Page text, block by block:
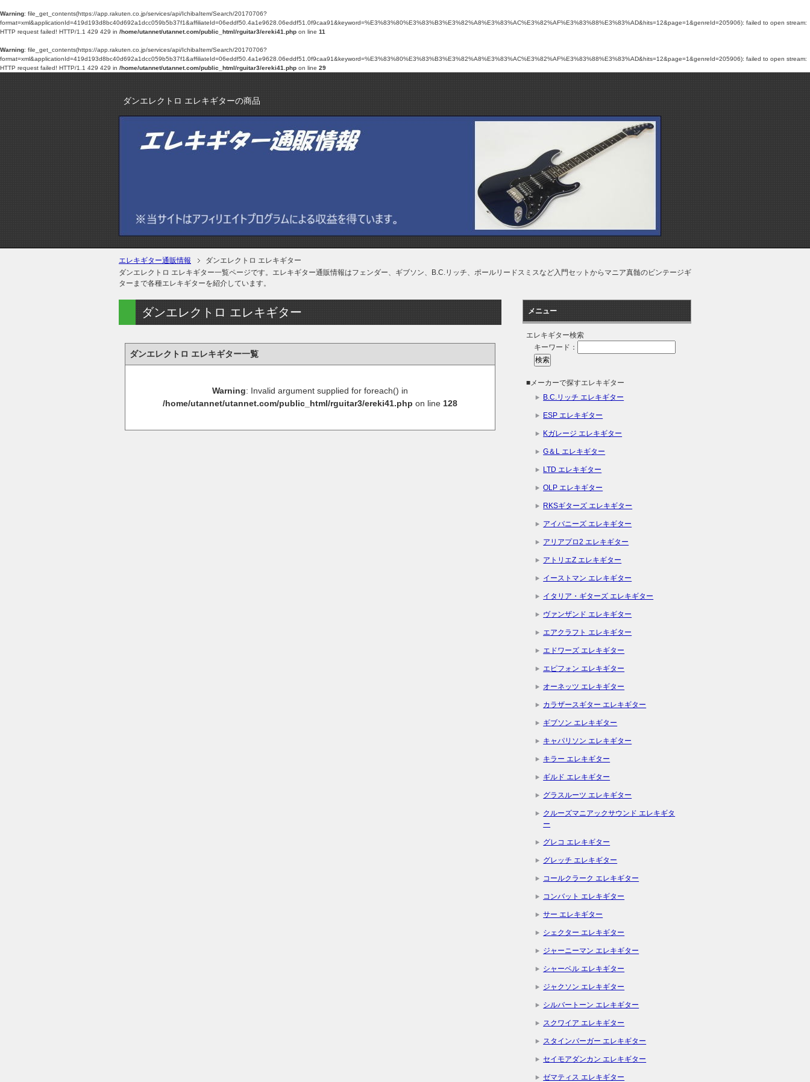
Warning: file_get_contents(https://app.rakuten.co.jp/services/api/IchibaItem/Search/20170706?
format=xml&applicationId=419d193d8bc40d692a1dcc059b5b37f1&affiliateId=06eddf50.4a1e9628.06eddf51.0f9caa91&keyword=%E3%83%80%E3%83%B3%E3%82%A8%E3%83%AC%E3%82%AF%E3%83%88%E3%83%AD&hits=12&page=1&genreId=205906): failed to open stream:
HTTP request failed! HTTP/1.1 429 429 in /home/utannet/utannet.com/public_html/rguitar3/ereki41.php on line 11
Warning: file_get_contents(https://app.rakuten.co.jp/services/api/IchibaItem/Search/20170706?
format=xml&applicationId=419d193d8bc40d692a1dcc059b5b37f1&affiliateId=06eddf50.4a1e9628.06eddf51.0f9caa91&keyword=%E3%83%80%E3%83%B3%E3%82%A8%E3%83%AC%E3%82%AF%E3%83%88%E3%83%AD&hits=12&page=1&genreId=205906): failed to open stream:
HTTP request failed! HTTP/1.1 429 429 in /home/utannet/utannet.com/public_html/rguitar3/ereki41.php on line 29
ダンエレクトロ エレキギターの商品
エレキギター通販情報
ダンエレクトロ エレキギター
ダンエレクトロ エレキギター一覧ページです。エレキギター通販情報はフェンダー、ギブソン、B.C.リッチ、ポールリードスミスなど入門セットからマニア真髄のビンテージギ
ターまで各種エレキギターを紹介しています。
ダンエレクトロ エレキギター
ダンエレクトロ エレキギター一覧
Warning: Invalid argument supplied for foreach() in
/home/utannet/utannet.com/public_html/rguitar3/ereki41.php on line 128
メニュー
エレキギター検索
キーワード：
■メーカーで探すエレキギター
B.C.リッチ エレキギター
ESP エレキギター
Kガレージ エレキギター
G＆L エレキギター
LTD エレキギター
OLP エレキギター
RKSギターズ エレキギター
アイバニーズ エレキギター
アリアプロ2 エレキギター
アトリエZ エレキギター
イーストマン エレキギター
イタリア・ギターズ エレキギター
ヴァンザンド エレキギター
エアクラフト エレキギター
エドワーズ エレキギター
エピフォン エレキギター
オーネッツ エレキギター
カラザースギター エレキギター
ギブソン エレキギター
キャパリソン エレキギター
キラー エレキギター
ギルド エレキギター
グラスルーツ エレキギター
クルーズマニアックサウンド エレキギタ
ー
グレコ エレキギター
グレッチ エレキギター
コールクラーク エレキギター
コンバット エレキギター
サー エレキギター
シェクター エレキギター
ジャーニーマン エレキギター
シャーベル エレキギター
ジャクソン エレキギター
シルバートーン エレキギター
スクワイア エレキギター
スタインバーガー エレキギター
セイモアダンカン エレキギター
ゼマティス エレキギター